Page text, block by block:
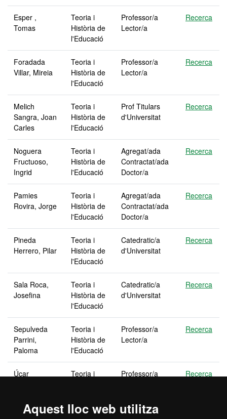
Aquest lloc web utilitza
Esper ,
Tomas
Teoria i
Història de
l'Educació
Professor/a
Lector/a
Recerca
Foradada
Villar, Mireia
Teoria i
Història de
l'Educació
Professor/a
Lector/a
Recerca
Melich
Sangra, Joan
Carles
Teoria i
Història de
l'Educació
Prof Titulars
d'Universitat
Recerca
Noguera
Fructuoso,
Ingrid
Teoria i
Història de
l'Educació
Agregat/ada
Contractat/ada
Doctor/a
Recerca
Pamies
Rovira, Jorge
Teoria i
Història de
l'Educació
Agregat/ada
Contractat/ada
Doctor/a
Recerca
Pineda
Herrero, Pilar
Teoria i
Història de
l'Educació
Catedratic/a
d'Universitat
Recerca
Sala Roca,
Josefina
Teoria i
Història de
l'Educació
Catedratic/a
d'Universitat
Recerca
Sepulveda
Parrini,
Paloma
Teoria i
Història de
l'Educació
Professor/a
Lector/a
Recerca
Úcar
Teoria i
Professor/a
Recerca